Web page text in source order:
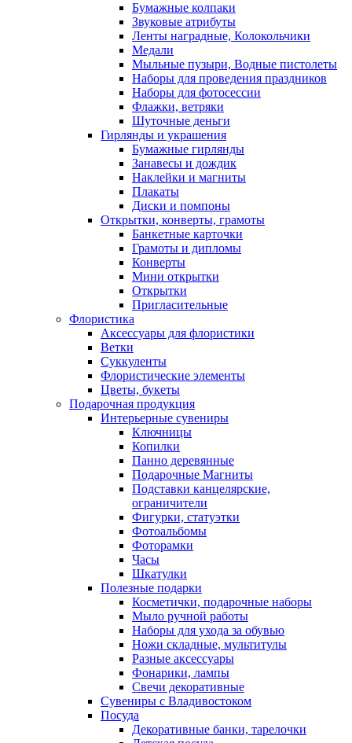
Бумажные колпаки
Звуковые атрибуты
Ленты наградные, Колокольчики
Медали
Мыльные пузыри, Водные пистолеты
Наборы для проведения праздников
Наборы для фотосессии
Флажки, ветряки
Шуточные деньги
Гирлянды и украшения
Бумажные гирлянды
Занавесы и дождик
Наклейки и магниты
Плакаты
Диски и помпоны
Открытки, конверты, грамоты
Банкетные карточки
Грамоты и дипломы
Конверты
Мини открытки
Открытки
Пригласительные
Флористика
Аксессуары для флористики
Ветки
Суккуленты
Флористические элементы
Цветы, букеты
Подарочная продукция
Интерьерные сувениры
Ключницы
Копилки
Панно деревянные
Подарочные Магниты
Подставки канцелярские,
ограничители
Фигурки, статуэтки
Фотоальбомы
Фоторамки
Часы
Шкатулки
Полезные подарки
Косметички, подарочные наборы
Мыло ручной работы
Наборы для ухода за обувью
Ножи складные, мультитулы
Разные аксессуары
Фонарики, лампы
Свечи декоративные
Сувениры с Владивостоком
Посуда
Декоративные банки, тарелочки